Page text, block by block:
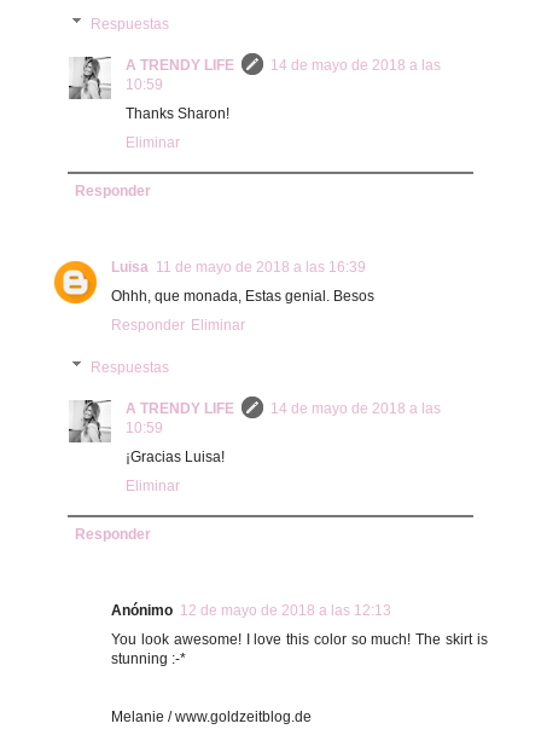
Respuestas
A TRENDY LIFE
14 de mayo de 2018 a las
10:59
Thanks Sharon!
Eliminar
Responder
Luisa 11 de mayo de 2018 a las 16:39
Ohhh, que monada, Estas genial. Besos
Responder Eliminar
Respuestas
A TRENDY LIFE
14 de mayo de 2018 a las
10:59
¡Gracias Luisa!
Eliminar
Responder
Anónimo 12 de mayo de 2018 a las 12:13
You look awesome! I love this color so much! The skirt is
stunning :-*
Melanie / www.goldzeitblog.de